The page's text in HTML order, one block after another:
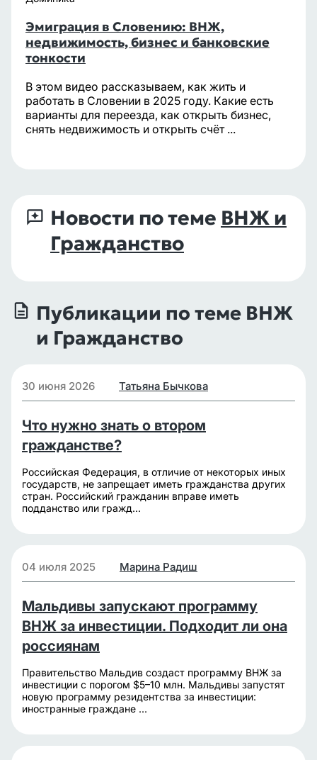
Эмиграция в Словению: ВНЖ,
недвижимость, бизнес и банковские
тонкости
В этом видео рассказываем, как жить и
работать в Словении в 2025 году. Какие есть
варианты для переезда, как открыть бизнес,
снять недвижимость и открыть счёт ...
Новости по теме ВНЖ и
Гражданство
Публикации по теме ВНЖ
и Гражданство
30 июня 2026 Татьяна Бычкова
Что нужно знать о втором
гражданстве?
Российская Федерация, в отличие от некоторых иных
государств, не запрещает иметь гражданства других
стран. Российский гражданин вправе иметь
подданство или гражд...
04 июля 2025 Марина Радиш
Мальдивы запускают программу
ВНЖ за инвестиции. Подходит ли она
россиянам
Правительство Мальдив создаст программу ВНЖ за
инвестиции с порогом $5–10 млн. Мальдивы запустят
новую программу резидентства за инвестиции:
иностранные граждане ...